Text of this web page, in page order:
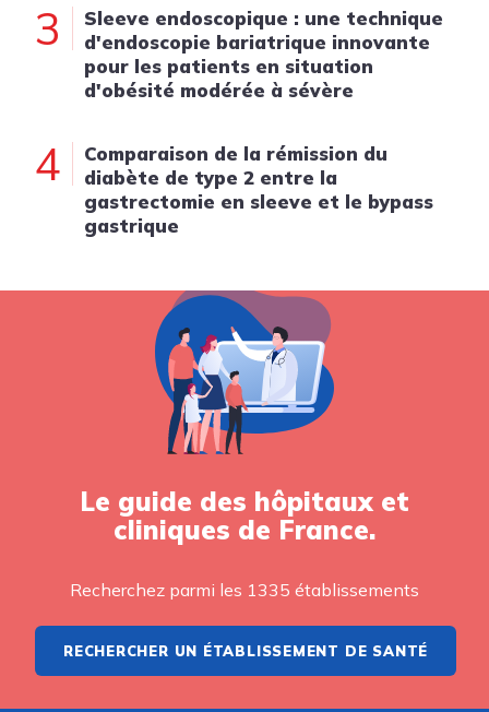
3
Sleeve endoscopique : une technique
d'endoscopie bariatrique innovante
pour les patients en situation
d'obésité modérée à sévère
4
Comparaison de la rémission du
diabète de type 2 entre la
gastrectomie en sleeve et le bypass
gastrique
Le guide des hôpitaux et
cliniques de France.
Recherchez parmi les 1335 établissements
RECHERCHER UN ÉTABLISSEMENT DE SANTÉ